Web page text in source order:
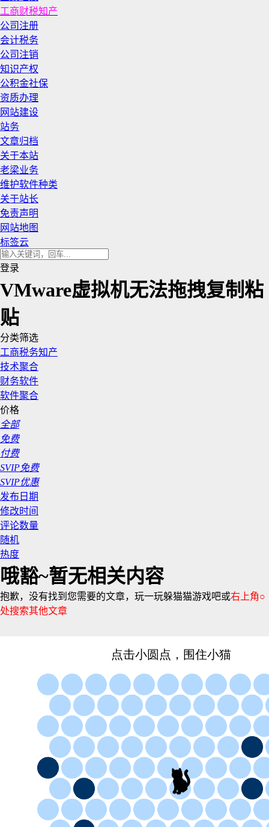
工商财税知产
公司注册
会计税务
公司注销
知识产权
公积金社保
资质办理
网站建设
站务
文章归档
关于本站
老梁业务
维护软件种类
关于站长
免责声明
网站地图
标签云
登录
VMware虚拟机无法拖拽复制粘
贴
分类筛选
工商税务知产
技术聚合
财务软件
软件聚合
价格
全部
免费
付费
SVIP免费
SVIP优惠
发布日期
修改时间
评论数量
随机
热度
哦豁~暂无相关内容
抱歉，没有找到您需要的文章，玩一玩躲猫猫游戏吧或右上角○
处搜索其他文章